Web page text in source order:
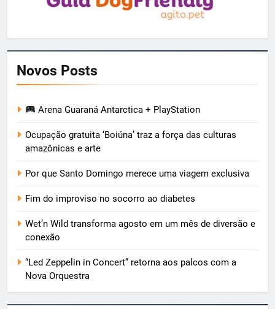
Novos Posts
Arena Guaraná Antarctica + PlayStation
Ocupação gratuita ‘Boiúna’ traz a força das culturas
amazônicas e arte
Por que Santo Domingo merece uma viagem exclusiva
Fim do improviso no socorro ao diabetes
Wet’n Wild transforma agosto em um mês de diversão e
conexão
“Led Zeppelin in Concert” retorna aos palcos com a
Nova Orquestra